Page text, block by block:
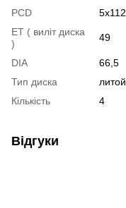
PCD
5x112
ET ( виліт диска
)
49
DIA
66,5
Тип диска
литой
Кількість
4
Відгуки